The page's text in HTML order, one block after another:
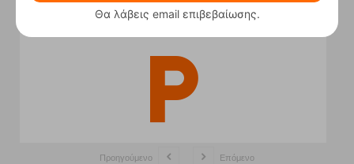
Μπροστά από το κατάστημα
Προηγούμενο Επόμενο
Θα λάβεις email επιβεβαίωσης.